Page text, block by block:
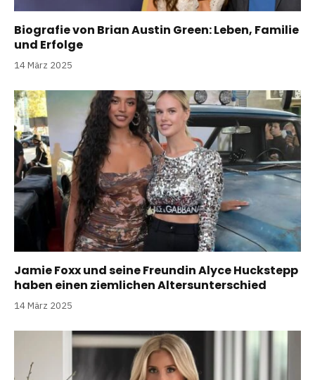
Biografie von Brian Austin Green: Leben, Familie
und Erfolge
14 März 2025
Jamie Foxx und seine Freundin Alyce Huckstepp
haben einen ziemlichen Altersunterschied
14 März 2025